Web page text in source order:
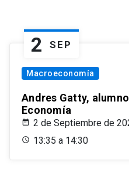
2 SEP
Macroeconomía
Andres Gatty,
Economía
2 de Septiembre de
13:35 a 14:30